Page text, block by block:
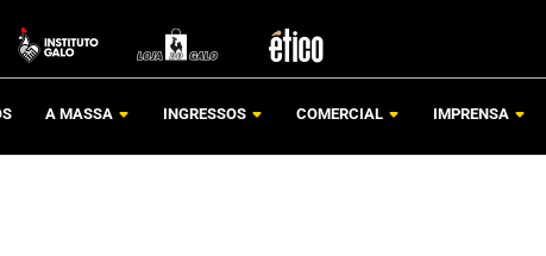
A MASSA INGRESSOS COMERCIAL IMPRENSA